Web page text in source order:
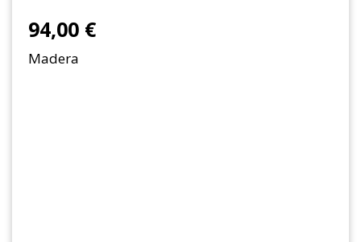
94,00 €
Madera